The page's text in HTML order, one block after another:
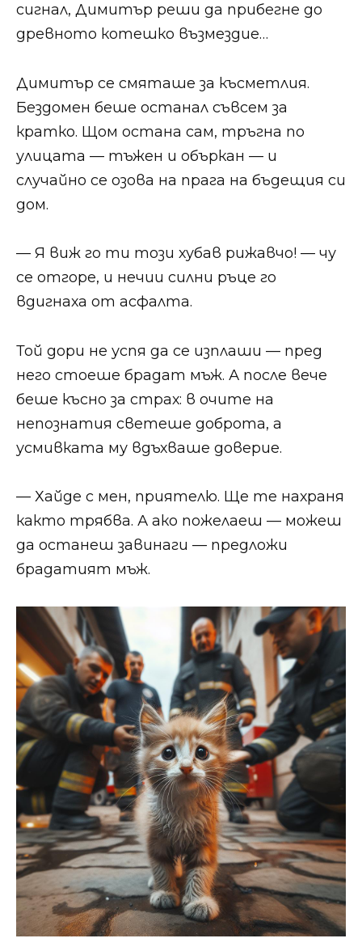
сигнал, Димитър реши да прибегне до
древното котешко възмездие…
Димитър се смяташе за късметлия.
Бездомен беше останал съвсем за
кратко. Щом остана сам, тръгна по
улицата — тъжен и объркан — и
случайно се озова на прага на бъдещия си
дом.
— Я виж го ти този хубав рижавчо! — чу
се отгоре, и нечии силни ръце го
вдигнаха от асфалта.
Той дори не успя да се изплаши — пред
него стоеше брадат мъж. А после вече
беше късно за страх: в очите на
непознатия светеше доброта, а
усмивката му вдъхваше доверие.
— Хайде с мен, приятелю. Ще те нахраня
както трябва. А ако пожелаеш — можеш
да останеш завинаги — предложи
брадатият мъж.